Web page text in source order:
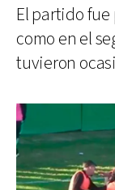
El partido
como en el
tuvieron